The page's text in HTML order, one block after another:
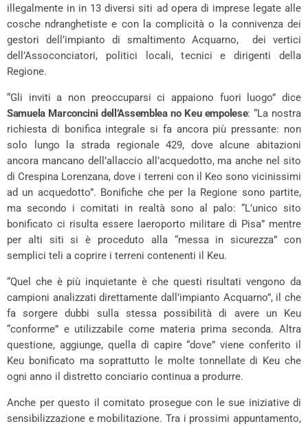
illegalmente in in 13 diversi siti ad opera di imprese legate alle
cosche ndranghetiste e con la complicità o la connivenza dei
gestori dell’impianto di smaltimento Acquarno, dei vertici
dell’Assoconciatori, politici locali, tecnici e dirigenti della
Regione.
“Gli inviti a non preoccuparsi ci appaiono fuori luogo” dice
Samuela Marconcini dell’Assemblea no Keu empolese: “La nostra
richiesta di bonifica integrale si fa ancora più pressante: non
solo lungo la strada regionale 429, dove alcune abitazioni
ancora mancano dell’allaccio all’acquedotto, ma anche nel sito
di Crespina Lorenzana, dove i terreni con il Keo sono vicinissimi
ad un acquedotto”. Bonifiche che per la Regione sono partite,
ma secondo i comitati in realtà sono al palo: “L’unico sito
bonificato ci risulta essere laeroporto militare di Pisa” mentre
per alti siti si è proceduto alla “messa in sicurezza” con
semplici teli a coprire i terreni contenenti il Keu.
“Quel che è più inquietante è che questi risultati vengono da
campioni analizzati direttamente dall’impianto Acquarno”, il che
fa sorgere dubbi sulla stessa possibilità di avere un Keu
“conforme” e utilizzabile come materia prima seconda. Altra
questione, aggiunge, quella di capire “dove” viene conferito il
Keu bonificato ma soprattutto le molte tonnellate di Keu che
ogni anno il distretto conciario continua a produrre.
Anche per questo il comitato prosegue con le sue iniziative di
sensibilizzazione e mobilitazione. Tra i prossimi appuntamento,